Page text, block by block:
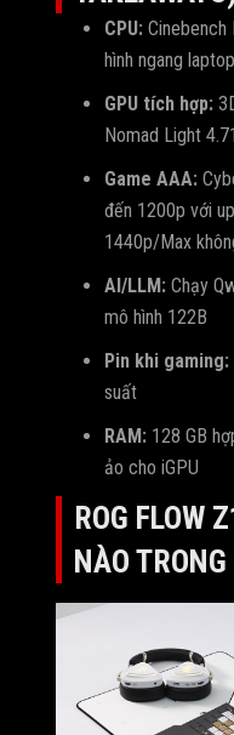
CPU: Cinebench
hình ngang
GPU tích hợp:
Nomad Light
Game AAA:
đến 1200p với
1440p/Max
AI/LLM: Chạy
mô hình 122B
Pin khi gaming:
suất
RAM: 128 GB
ảo cho iGPU
ROG FLOW
NÀO